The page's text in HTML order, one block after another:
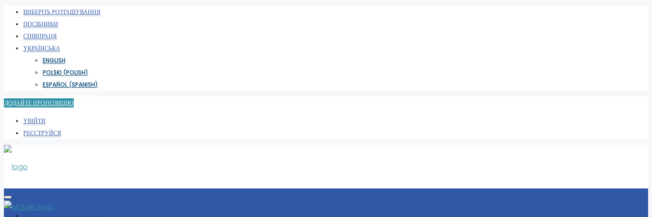
ВИБЕРІТЬ РОЗТАШУВАННЯ
ПОСІБНИКИ
СПІВПРАЦЯ
УКРАЇНСЬКА
ENGLISH
POLSKI (POLISH)
ESPAÑOL (SPANISH)
ДОДАЙТЕ ПРОПОЗИЦІЮ
УВІЙТИ
РЕЄСТРУЙСЯ